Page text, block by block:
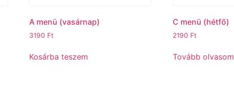
A menü (vasárnap)ㅤ
3190 Ft
Kosárba teszem
C menü (hétfő)
2190 Ft
Tovább olvasom